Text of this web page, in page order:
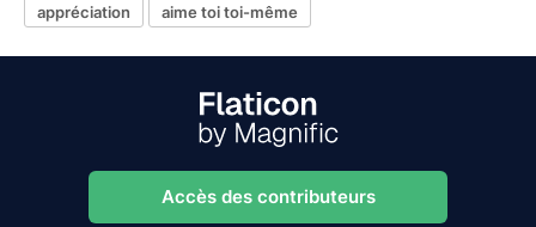
appréciation
aime toi toi-même
Accès des contributeurs